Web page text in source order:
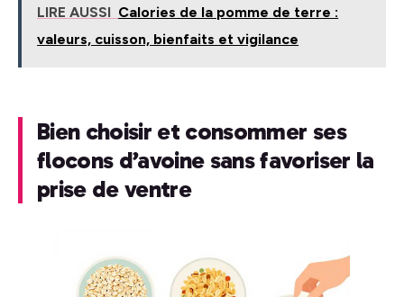
LIRE AUSSI Calories de la pomme de terre :
valeurs, cuisson, bienfaits et vigilance
Bien choisir et consommer ses
flocons d’avoine sans favoriser la
prise de ventre